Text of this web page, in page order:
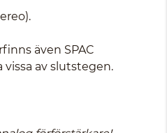
även SPAC
av slutstegen.